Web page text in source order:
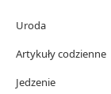
Uroda
Artykuły codzienne
Jedzenie